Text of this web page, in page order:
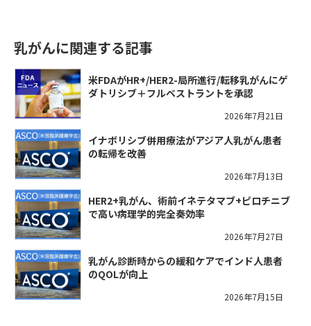
乳がんに関連する記事
米FDAがHR+/HER2-局所進行/転移乳がんにゲ
ダトリシブ＋フルベストラントを承認
2026年7月21日
イナボリシブ併用療法がアジア人乳がん患者
の転帰を改善
2026年7月13日
HER2+乳がん、術前イネテタマブ+ピロチニブ
で高い病理学的完全奏効率
2026年7月27日
乳がん診断時からの緩和ケアでインド人患者
のQOLが向上
2026年7月15日